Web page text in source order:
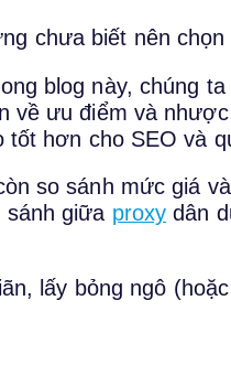
chưa biết nên chọn
blog này, chúng
về ưu điểm và
tốt hơn cho SEO và
so sánh mức giá
sánh giữa proxy dân
lấy bỏng ngô